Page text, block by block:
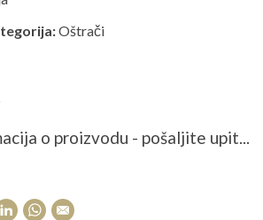
Oštrači
o proizvodu - pošaljite upit...